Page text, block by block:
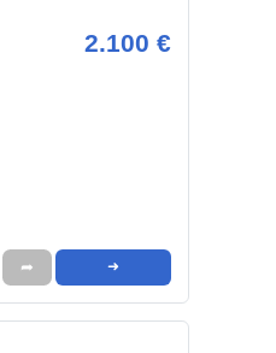
2.100 €
➦ ➜